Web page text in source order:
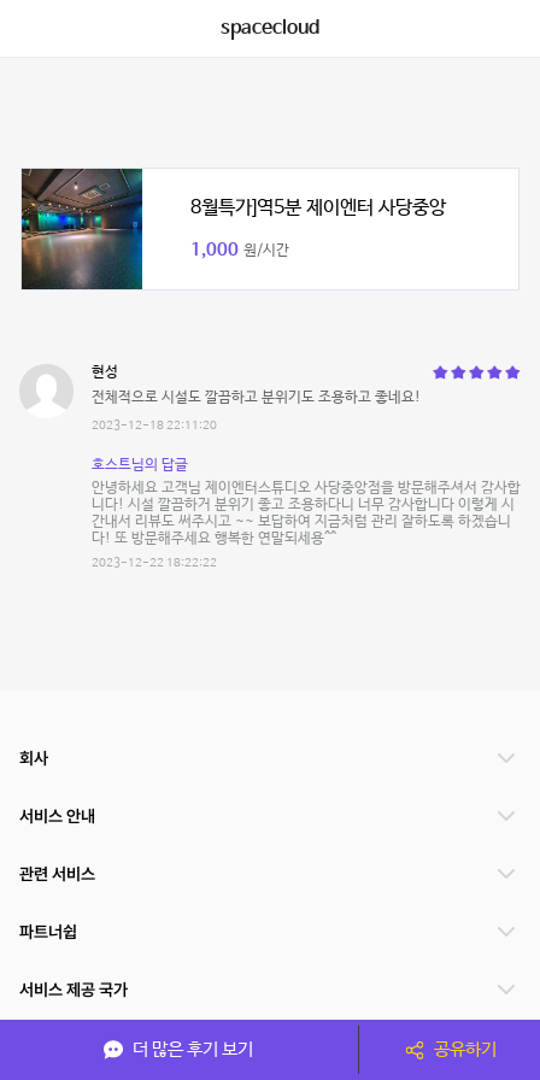
spacecloud
8월특가]역5분 제이엔터 사당중앙
1,000 원/시간
현성
전체적으로 시설도 깔끔하고 분위기도 조용하고 좋네요!
2023-12-18 22:11:20
호스트님의 답글
안녕하세요 고객님 제이엔터스튜디오 사당중앙점을 방문해주셔서 감사합
니다! 시설 깔끔하거 분위기 좋고 조용하다니 너무 감사합니다 이렇게 시
간내서 리뷰도 써주시고 ~~ 보답하여 지금처럼 관리 잘하도록 하겠습니
다! 또 방문해주세요 행복한 연말되세용^^
2023-12-22 18:22:22
더 많은 후기 보기 공유하기
회사
서비스 안내
관련 서비스
파트너쉽
서비스 제공 국가